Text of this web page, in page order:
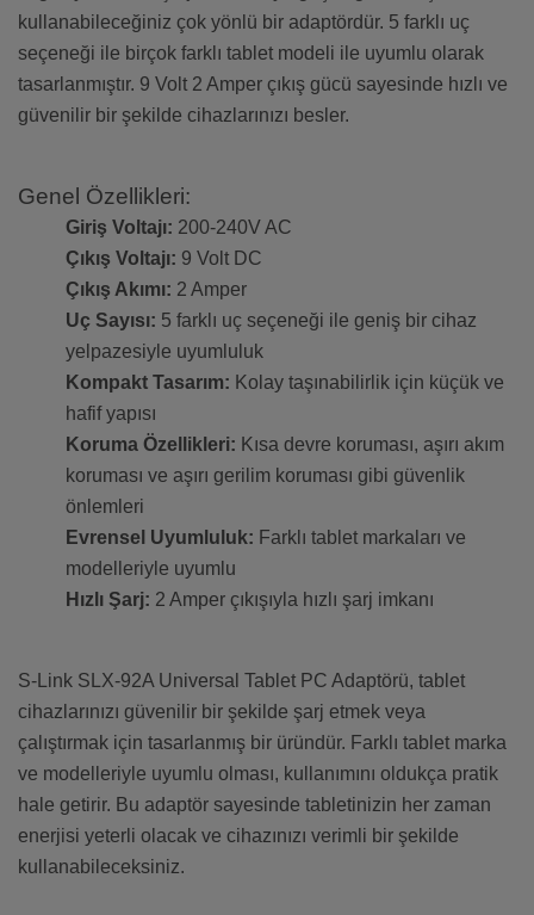
kullanabileceğiniz çok yönlü bir adaptördür. 5 farklı uç
seçeneği ile birçok farklı tablet modeli ile uyumlu olarak
tasarlanmıştır. 9 Volt 2 Amper çıkış gücü sayesinde hızlı ve
güvenilir bir şekilde cihazlarınızı besler.
Genel Özellikleri:
Giriş Voltajı: 200-240V AC
Çıkış Voltajı: 9 Volt DC
Çıkış Akımı: 2 Amper
Uç Sayısı: 5 farklı uç seçeneği ile geniş bir cihaz
yelpazesiyle uyumluluk
Kompakt Tasarım: Kolay taşınabilirlik için küçük ve
hafif yapısı
Koruma Özellikleri: Kısa devre koruması, aşırı akım
koruması ve aşırı gerilim koruması gibi güvenlik
önlemleri
Evrensel Uyumluluk: Farklı tablet markaları ve
modelleriyle uyumlu
Hızlı Şarj: 2 Amper çıkışıyla hızlı şarj imkanı
S-Link SLX-92A Universal Tablet PC Adaptörü, tablet
cihazlarınızı güvenilir bir şekilde şarj etmek veya
çalıştırmak için tasarlanmış bir üründür. Farklı tablet marka
ve modelleriyle uyumlu olması, kullanımını oldukça pratik
hale getirir. Bu adaptör sayesinde tabletinizin her zaman
enerjisi yeterli olacak ve cihazınızı verimli bir şekilde
kullanabileceksiniz.